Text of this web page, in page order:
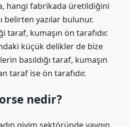
hangi fabrikada üretildiğini
belirten yazılar bulunur.
taraf, kumaşın ön tarafıdır.
küçük delikler de bize
basıldığı taraf, kumaşın
taraf ise ön tarafıdır.
nedir?